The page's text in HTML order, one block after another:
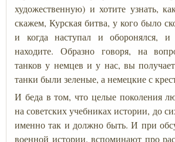
художественную) и хотите узнать,
скажем, Курская битва, у кого было
и когда наступал и оборонялся,
находите. Образно говоря, на
танков у немцев и у нас, вы
танки были зеленые, а немецкие с
И беда в том, что целые поколения
на советских учебниках истории, до
именно так и должно быть. И при
военной истории, вспоминают про